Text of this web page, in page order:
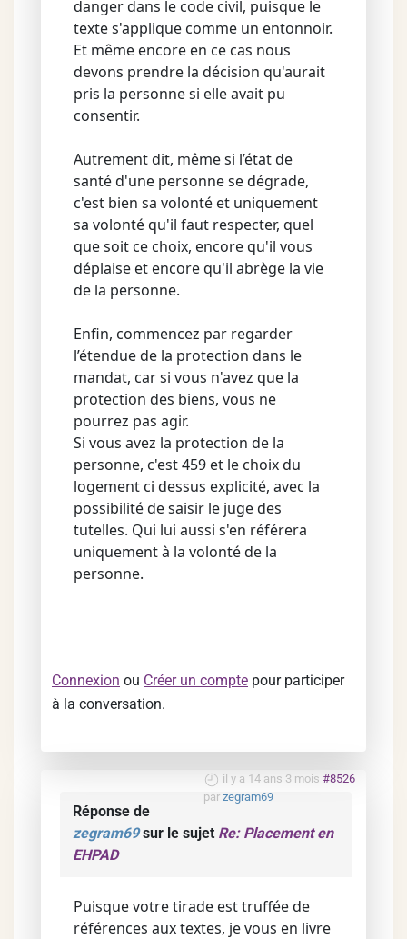
danger dans le code civil, puisque le
texte s'applique comme un entonnoir.
Et même encore en ce cas nous
devons prendre la décision qu'aurait
pris la personne si elle avait pu
consentir.
Autrement dit, même si l’état de
santé d'une personne se dégrade,
c'est bien sa volonté et uniquement
sa volonté qu'il faut respecter, quel
que soit ce choix, encore qu'il vous
déplaise et encore qu'il abrège la vie
de la personne.
Enfin, commencez par regarder
l’étendue de la protection dans le
mandat, car si vous n'avez que la
protection des biens, vous ne
pourrez pas agir.
Si vous avez la protection de la
personne, c'est 459 et le choix du
logement ci dessus explicité, avec la
possibilité de saisir le juge des
tutelles. Qui lui aussi s'en référera
uniquement à la volonté de la
personne.
Connexion ou Créer un compte pour participer
à la conversation.
il y a 14 ans 3 mois #8526
par zegram69
Réponse de
zegram69sur le sujet Re: Placement en
EHPAD
Puisque votre tirade est truffée de
références aux textes, je vous en livre